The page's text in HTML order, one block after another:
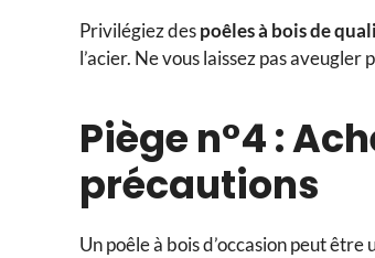
Privilégiez despoêles à bois de
l’acier. Ne vous laissez pas
Piège n°4 :
précautions
Un poêle à bois d’occasion peut